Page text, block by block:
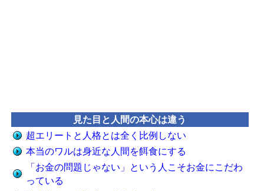
見た目と人間の本心は違う
超エリートと人格とは全く比例しない
本当のワルは身近な人間を餌食にする
「お金の問題じゃない」という人こそお金にこだわ
っている